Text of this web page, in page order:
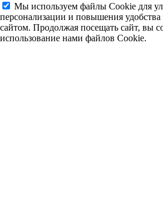
Мы используем файлы Cookie для
персонализации и повышения
сайтом. Продолжая посещать сайт, вы
использование нами файлов Cookie.